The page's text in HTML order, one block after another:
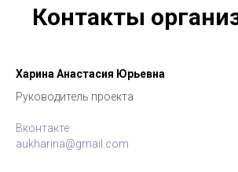
Контакты
Харина Анастасия Юрьевна
Руководитель проекта
Вконтакте
aukharina@gmail.com